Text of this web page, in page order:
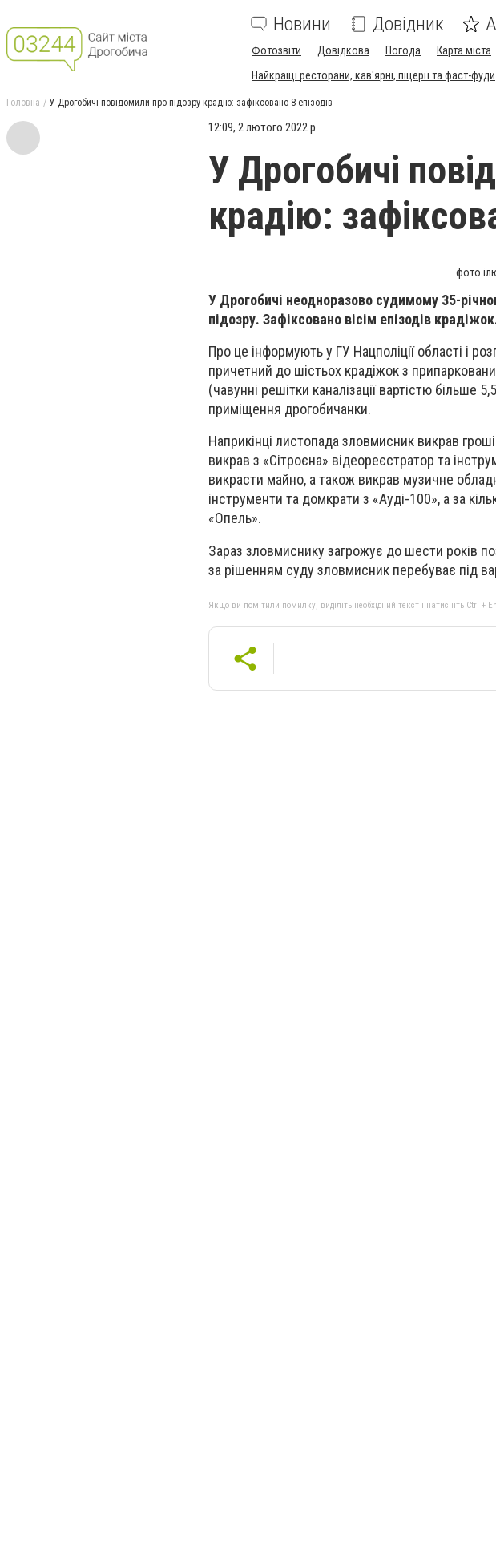
Новини Довідник
Фотозвіти Довідкова Погода Карта міста
Найкращі ресторани, кав'ярні, піцерії та фаст-фуди
Головна У Дрогобичі повідомили про підозру крадію: зафіксовано 8 епізодів
12:09, 2 лютого 2022 р.
У Дрогобичі
крадію:
фото
У Дрогобичі неодноразово судимому 35-
підозру. Зафіксовано вісім епізодів
Про це інформують у ГУ Нацполіції області і
причетний до шістьох крадіжок з
(чавунні решітки каналізації вартістю більше
приміщення дрогобичанки.
Наприкінці листопада зловмисник викрав
викрав з «Сітроєна» відеореєстратор та
викрасти майно, а також викрав музичне
інструменти та домкрати з «Ауді-100», а за
«Опель».
Зараз зловмиснику загрожує до шести років
за рішенням суду зловмисник перебуває під
Якщо ви помітили помилку, виділіть необхідний текст і натисніть Ctrl +